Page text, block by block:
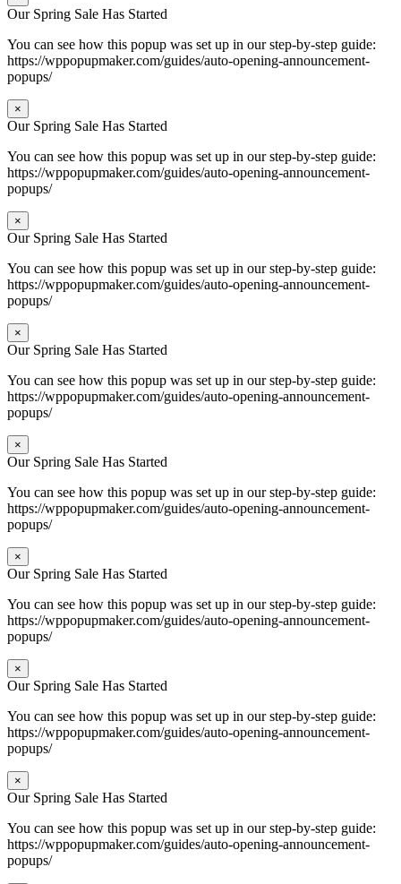
Our Spring Sale Has Started
You can see how this popup was set up in our step-by-step guide:
https://wppopupmaker.com/guides/auto-opening-announcement-
popups/
×
Our Spring Sale Has Started
You can see how this popup was set up in our step-by-step guide:
https://wppopupmaker.com/guides/auto-opening-announcement-
popups/
×
Our Spring Sale Has Started
You can see how this popup was set up in our step-by-step guide:
https://wppopupmaker.com/guides/auto-opening-announcement-
popups/
×
Our Spring Sale Has Started
You can see how this popup was set up in our step-by-step guide:
https://wppopupmaker.com/guides/auto-opening-announcement-
popups/
×
Our Spring Sale Has Started
You can see how this popup was set up in our step-by-step guide:
https://wppopupmaker.com/guides/auto-opening-announcement-
popups/
×
Our Spring Sale Has Started
You can see how this popup was set up in our step-by-step guide:
https://wppopupmaker.com/guides/auto-opening-announcement-
popups/
×
Our Spring Sale Has Started
You can see how this popup was set up in our step-by-step guide:
https://wppopupmaker.com/guides/auto-opening-announcement-
popups/
×
Our Spring Sale Has Started
You can see how this popup was set up in our step-by-step guide:
https://wppopupmaker.com/guides/auto-opening-announcement-
popups/